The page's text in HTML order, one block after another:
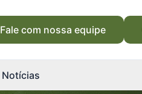
Fale com nossa equipe
Notícias